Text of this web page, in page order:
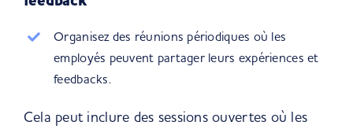
Organisez des réunions périodiques où les
employés peuvent partager leurs expériences et
feedbacks.
Cela peut inclure des sessions ouvertes où les